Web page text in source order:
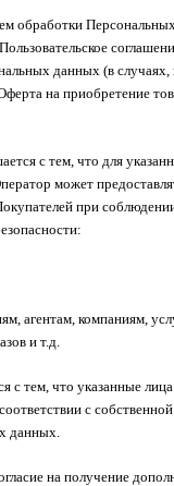
обработки
данных (в
на приобретение
с тем, что для
может
при
агентам, компаниям,
и т.д.
с тем, что указанные
с
данных.
на получение